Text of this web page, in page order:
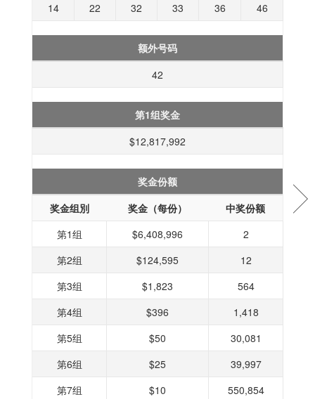
14
22 32 33 36 46
额外号码
42
第1组奖金
$12,817,992
奖金份额
奖金组別
奖金（每份）
中奖份额
第1组
$6,408,996
2
第2组
$124,595
12
第3组
$1,823
564
第4组
$396
1,418
第5组
$50
30,081
第6组
$25
39,997
第7组
$10 550,854